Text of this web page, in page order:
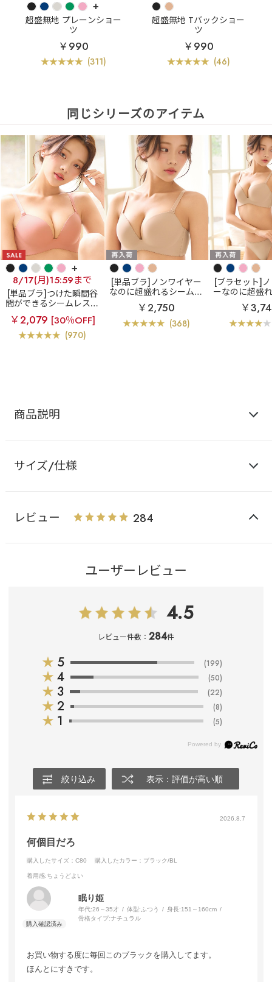
+
超盛無地 プレーンショー
ツ
￥990
(311)
超盛無地 Tバックショー
ツ
￥990
(46)
同じシリーズのアイテム
+
8/17(月)15:59まで
[単品ブラ]つけた瞬間谷
間ができるシームレスブ
ラ
超盛ブラ(R) シーム
レス 単品ブラジャー
￥2,079 [30％OFF]
(970)
[単品ブラ]ノンワイヤー
なのに超盛れるシームレ
【WEB限定】ノ
ンワイヤー 超盛ブラ(R)
シームレス 単品ブラジャ
ー
￥2,750
(368)
[ブラセット]
ーなのに超盛
レスブラ
【
ノンワイヤ
(R) シームレ
ー&ショ
￥
商品説明
サイズ/仕様
レビュー 284
ユーザーレビュー
4.5
レビュー件数： 284件
★ 5 (199)
★ 4 (50)
★ 3 (22)
★ 2 (8)
★ 1 (5)
絞り込み 表示：評価が高い順
2026.8.7
何個目だろ
購入したサイズ：C80 購入したカラー：ブラック/BL
着用感:ちょうどよい
眠り姫
年代:26～35才 体型: ふつう 身長:151～160cm
骨格タイプ:ナチュラル
お買い物する度に毎回このブラックを購入してます。
ほんとにすきです。